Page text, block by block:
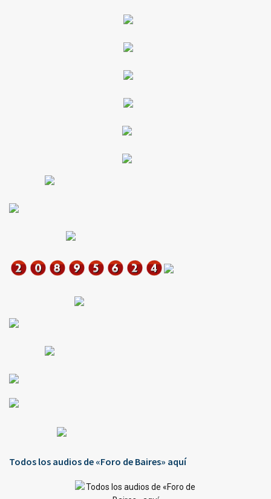
Todos los audios de «Foro de Baires» aquí